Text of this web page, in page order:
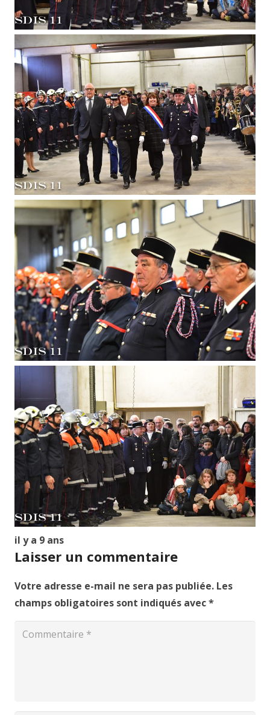
il y a 9 ans
Laisser un commentaire
Votre adresse e-mail ne sera pas publiée. Les
champs obligatoires sont indiqués avec*